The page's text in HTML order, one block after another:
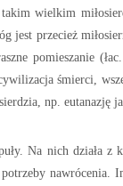
wielkim
jest przecież
pomieszanie (łac.
śmierci,
np. eutanazję
Na nich działa